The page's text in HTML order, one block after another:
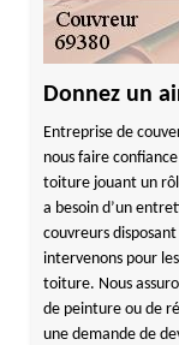
Donnez un
Entreprise de
nous faire
toiture jouant un
a besoin d’un
couvreurs
intervenons pour
toiture. Nous
de peinture ou de
une demande de